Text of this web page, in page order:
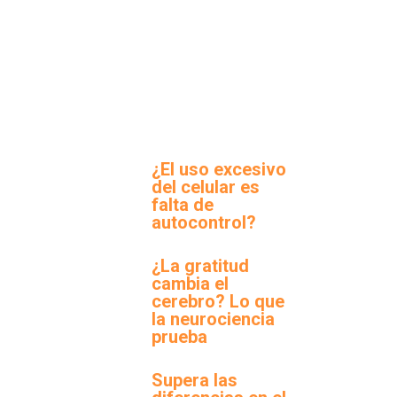
¿El uso excesivo
del celular es
falta de
autocontrol?
¿La gratitud
cambia el
cerebro? Lo que
la neurociencia
prueba
Supera las